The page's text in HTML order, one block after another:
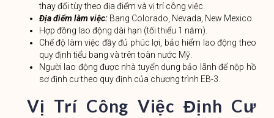
thay đổi tùy theo địa điểm và vị trí công việc.
Địa điểm làm việc: Bang Colorado, Nevada, New Mexico.
Hợp đồng lao động dài hạn (tối thiểu 1 năm).
Chế độ làm việc đầy đủ phúc lợi, bảo hiểm lao động theo
quy định tiểu bang và trên toàn nước Mỹ.
Người lao động được nhà tuyển dụng bảo lãnh để nộp hồ
sơ định cư theo quy định của chương trình EB-3.
Vị Trí Công Việc Định Cư